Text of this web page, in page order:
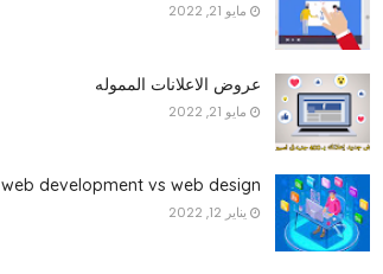
مايو 21, 2022
عروض الاعلانات المموله
مايو 21, 2022
web development vs web design
يناير 12, 2022